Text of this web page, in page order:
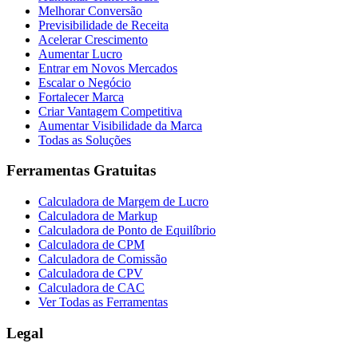
Melhorar Conversão
Previsibilidade de Receita
Acelerar Crescimento
Aumentar Lucro
Entrar em Novos Mercados
Escalar o Negócio
Fortalecer Marca
Criar Vantagem Competitiva
Aumentar Visibilidade da Marca
Todas as Soluções
Ferramentas Gratuitas
Calculadora de Margem de Lucro
Calculadora de Markup
Calculadora de Ponto de Equilíbrio
Calculadora de CPM
Calculadora de Comissão
Calculadora de CPV
Calculadora de CAC
Ver Todas as Ferramentas
Legal